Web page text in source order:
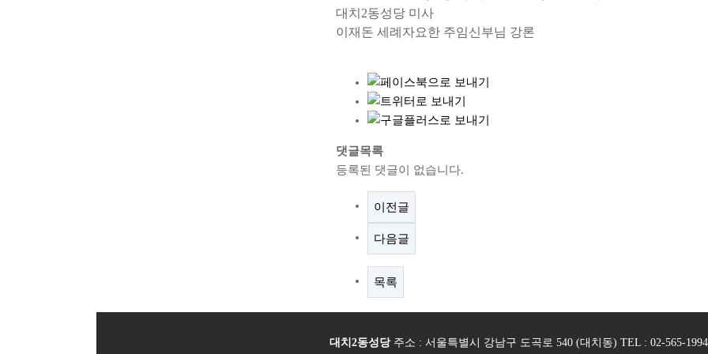
대치2동성당 미사
이재돈 세례자요한 주임신부님 강론
댓글목록
등록된 댓글이 없습니다.
이전글
다음글
목록
대치2동성당주소 : 서울특별시 강남구 도곡로 540 (대치동) TEL : 02-565-